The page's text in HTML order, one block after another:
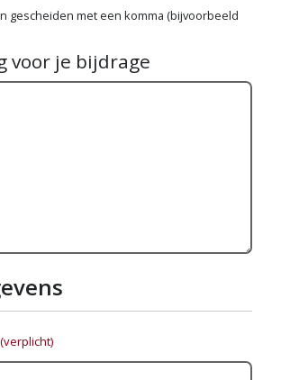
gescheiden met een komma (bijvoorbeeld
voor je bijdrage
(verplicht)